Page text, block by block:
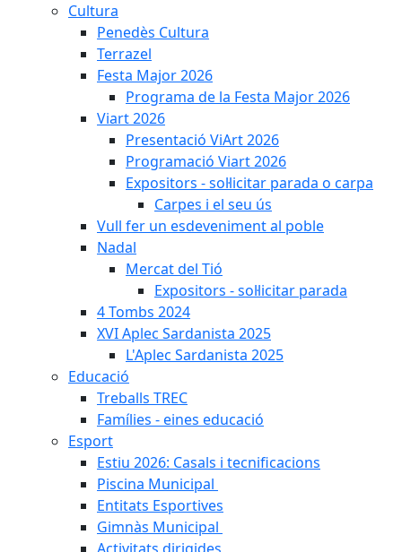
Cultura
Penedès Cultura
Terrazel
Festa Major 2026
Programa de la Festa Major 2026
Viart 2026
Presentació ViArt 2026
Programació Viart 2026
Expositors - sol·licitar parada o carpa
Carpes i el seu ús
Vull fer un esdeveniment al poble
Nadal
Mercat del Tió
Expositors - sol·licitar parada
4 Tombs 2024
XVI Aplec Sardanista 2025
L'Aplec Sardanista 2025
Educació
Treballs TREC
Famílies - eines educació
Esport
Estiu 2026: Casals i tecnificacions
Piscina Municipal
Entitats Esportives
Gimnàs Municipal